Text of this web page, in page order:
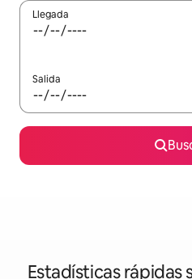
Llegada
Salida
Estadísticas rápidas